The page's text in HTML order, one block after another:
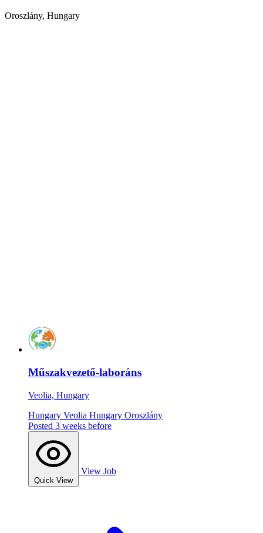
Oroszlány, Hungary
Műszakvezető-laboráns
Veolia, Hungary
Hungary Veolia Hungary Oroszlány
Posted 3 weeks before
Quick View
View Job